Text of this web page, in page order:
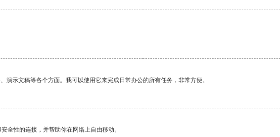
演示文稿等各个方面。我可以使用它来完成日常办公的所有任务，非常方便。
全性的连接，并帮助你在网络上自由移动。